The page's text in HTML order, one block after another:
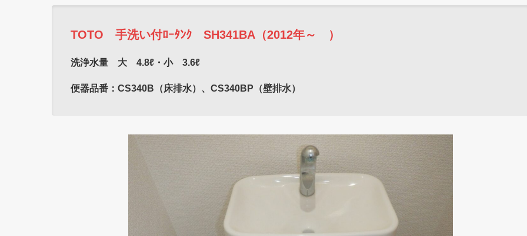
TOTO 手洗い付ﾛｰﾀﾝｸ SH341BA（2012年～ ）
洗浄水量 大 4.8ℓ・小 3.6ℓ
便器品番：CS340B（床排水）、CS340BP（壁排水）